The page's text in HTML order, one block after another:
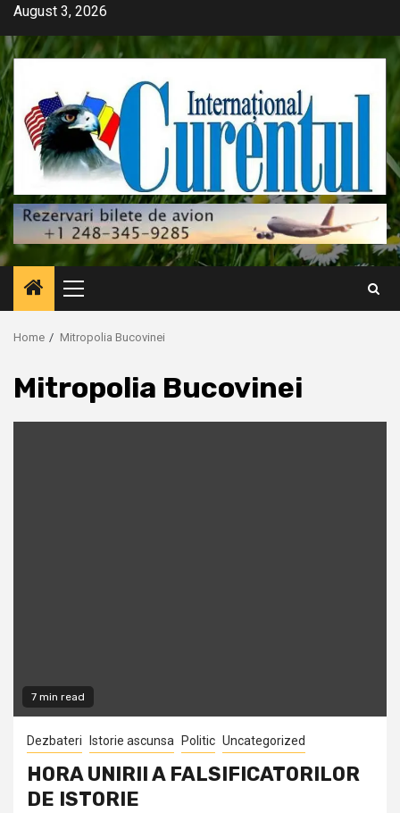
Skip
content
August 3, 2026
Primary
Menu
Home Mitropolia Bucovinei
Mitropolia Bucovinei
7 min read
Dezbateri Istorie ascunsa Politic Uncategorized
HORA UNIRII A FALSIFICATORILOR
DE ISTORIE